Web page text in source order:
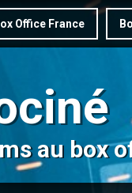
Office France
au box